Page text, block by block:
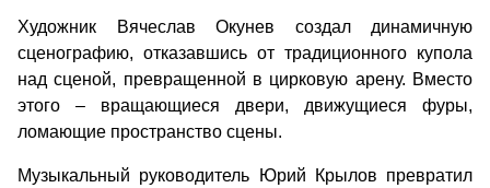
Художник Вячеслав Окунев создал динамичную
сценографию, отказавшись от традиционного купола
над сценой, превращенной в цирковую арену. Вместо
этого – вращающиеся двери, движущиеся фуры,
ломающие пространство сцены.
Музыкальный руководитель Юрий Крылов превратил